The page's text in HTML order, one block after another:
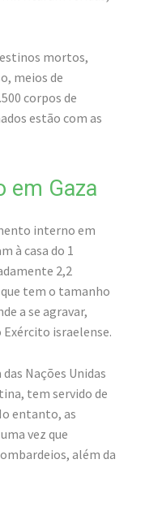
mortos,
meios de
corpos de
estão com as
em Gaza
interno em
à casa do 1
2,2
tem o tamanho
a se agravar,
israelense.
Nações Unidas
tem servido de
entanto, as
vez que
além da